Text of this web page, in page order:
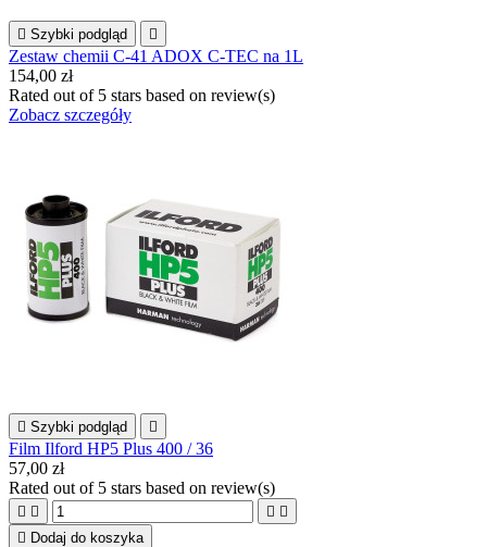
 Szybki podgląd 
Zestaw chemii C-41 ADOX C-TEC na 1L
154,00 zł
Rated out of 5 stars based on review(s)
Zobacz szczegóły
 Szybki podgląd 
Film Ilford HP5 Plus 400 / 36
57,00 zł
Rated out of 5 stars based on review(s)
   
 Dodaj do koszyka